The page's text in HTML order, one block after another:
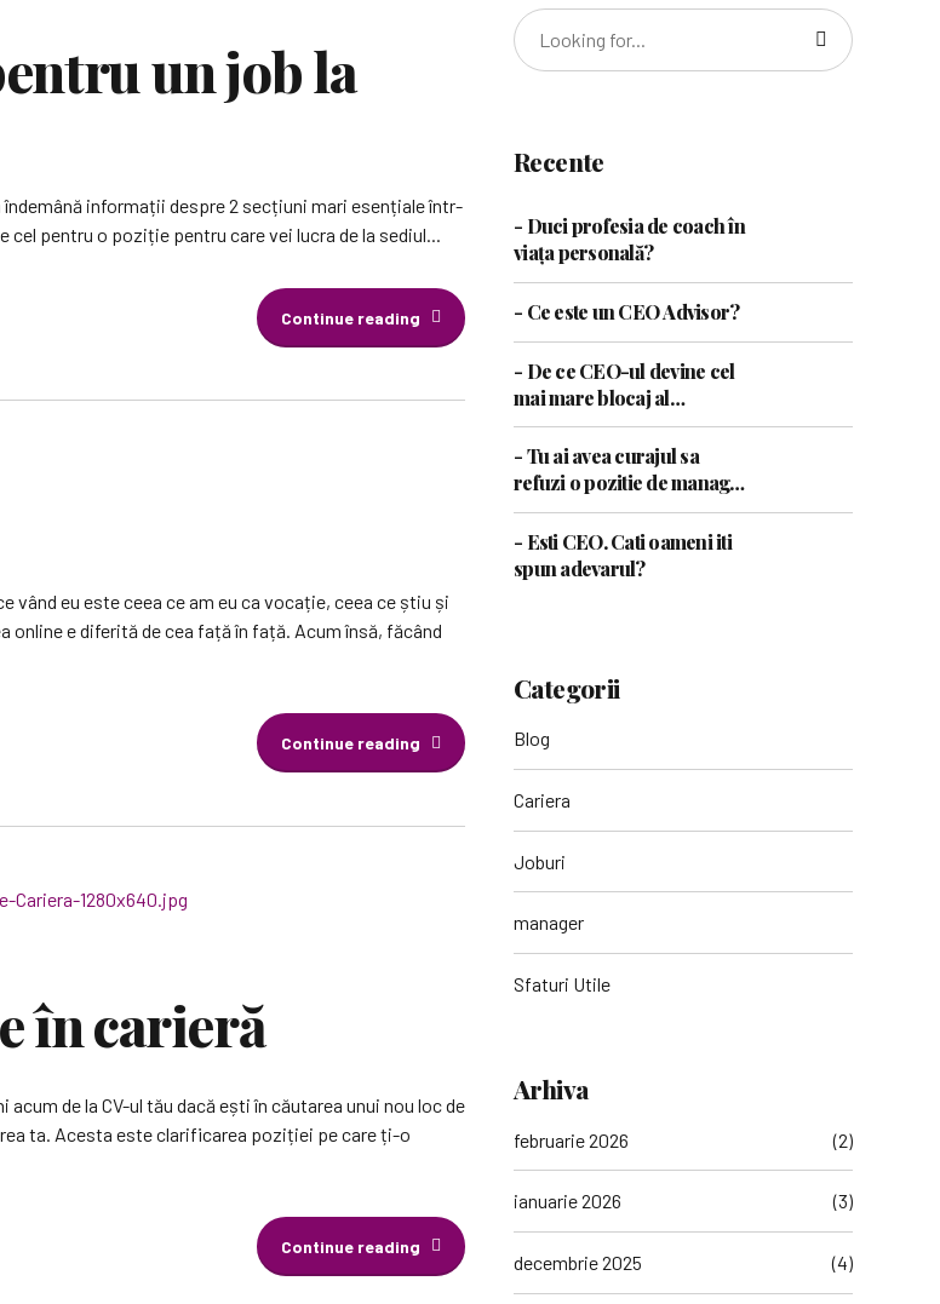
un job la
informații despre 2 secțiuni mari esențiale într-
pentru o poziție pentru care vei lucra de la sediul...
Continue reading
vând eu este ceea ce am eu ca vocație, ceea ce știu și
e diferită de cea față în față. Acum însă, făcând
Continue reading
în carieră
de la CV-ul tău dacă ești în căutarea unui nou loc de
ta. Acesta este clarificarea poziției pe care ți-o
Continue reading
Recente
- Duci profesia de coach în
viața personală?
- Ce este un CEO Advisor?
- De ce CEO-ul devine cel
mai mare blocaj al
companiei?
- Tu ai avea curajul sa
refuzi o pozitie de manager
daca simti ca nu este pentru
tine?
- Esti CEO. Cati oameni iti
spun adevarul?
Categorii
Blog
Cariera
Joburi
manager
Sfaturi Utile
Arhiva
februarie 2026 (2)
ianuarie 2026 (3)
decembrie 2025 (4)